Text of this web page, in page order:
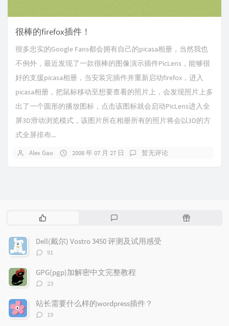
很棒的firefox插件！
很多忠实的Google Fans都会拥有自己的picasa相册，当然我也
不例外，最近发现了一款很棒的图像演示插件PicLens，能够很
好的支援picasa相册，当安装完插件并重新启动firefox，进入
picasa相册，把鼠标移动至想要查看的照片上，会发现照片上多
出了一个圆形的播放图标，点击该图标就会启动PicLens进入全
屏3D滑动浏览模式，该图片所在相册所有的照片将会以3D的方
式全屏排布...
Alex Gao 2008 年 07 月 27 日 暂无评论
热
文
章
评
随
Dell(戴尔) Vostro 3450 评测及试用感受
评
数：
91
GPG(pgp)加解密中文完整教程
评
数：
23
站长需要什么样的wordpress插件？
评
19